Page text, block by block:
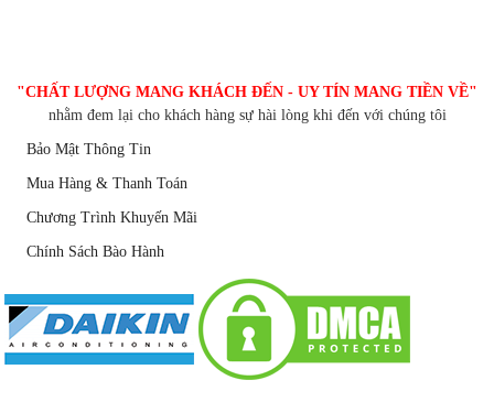
"CHẤT LƯỢNG MANG KHÁCH ĐẾN - UY TÍN MANG TIỀN VỀ"
nhằm đem lại cho khách hàng sự hài lòng khi đến với chúng tôi
Bảo Mật Thông Tin
Mua Hàng & Thanh Toán
Chương Trình Khuyến Mãi
Chính Sách Bào Hành